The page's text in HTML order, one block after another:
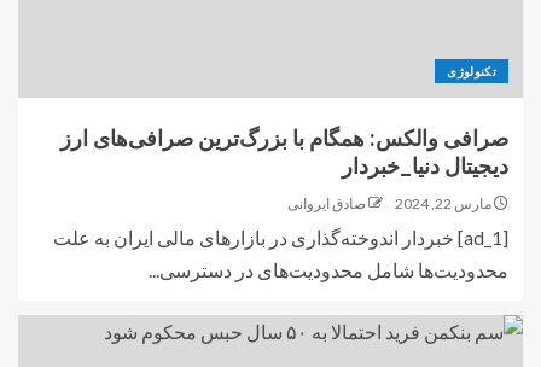
تکنولوژی
صرافی والکس: همگام با بزرگ‌ترین صرافی‌های ارز
دیجیتال دنیا_خبردار
مارس 22, 2024 صادق ایروانی
[ad_1] خبردار اندوخته‌گذاری در بازارهای مالی ایران به علت
محدودیت‌ها شامل محدودیت‌های در دسترسی...